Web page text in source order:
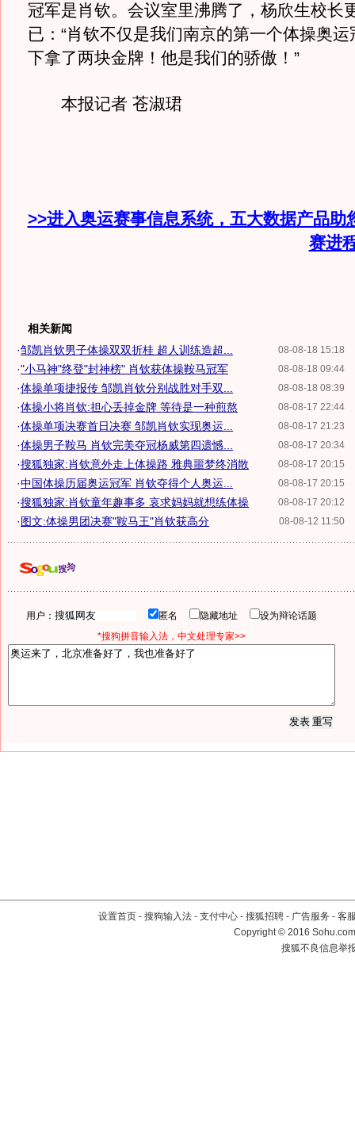
冠军是肖钦。会议室里沸腾了，杨欣生校长
已：“肖钦不仅是我们南京的第一个体操奥
下拿了两块金牌！他是我们的骄傲！”
本报记者 苍淑珺
>>进入奥运赛事信息系统，五大数据产品助
赛进
相关新闻
08-08-18 15:18
·邹凯肖钦男子体操双双折桂 超人训练造超...
08-08-18 09:44
·"小马神"终登"封神榜" 肖钦获体操鞍马冠军
08-08-18 08:39
·体操单项捷报传 邹凯肖钦分别战胜对手双...
08-08-17 22:44
·体操小将肖钦:担心丢掉金牌 等待是一种煎熬
08-08-17 21:23
·体操单项决赛首日决赛 邹凯肖钦实现奥运...
08-08-17 20:34
·体操男子鞍马 肖钦完美夺冠杨威第四遗憾...
08-08-17 20:15
·搜狐独家:肖钦意外走上体操路 雅典噩梦终消散
08-08-17 20:15
·中国体操历届奥运冠军 肖钦夺得个人奥运...
08-08-17 20:12
·搜狐独家:肖钦童年趣事多 哀求妈妈就想练体操
08-08-12 11:50
·图文:体操男团决赛"鞍马王"肖钦获高分
用户： 匿名 隐藏地址
设为辩论话题
*搜狗拼音输入法，中文处理专家>>
设置首页 - 搜狗输入法 - 支付中心 - 搜狐招聘 - 广告服务 - 客
Copyright©2016
搜狐不良信息举